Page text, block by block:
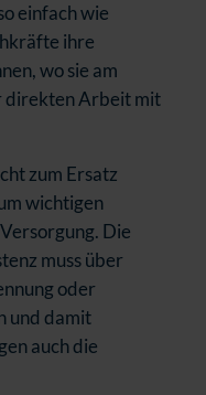
einfach wie
ihre
wo sie am
direkten Arbeit mit
zum Ersatz
wichtigen
Die
muss über
oder
und damit
auch die